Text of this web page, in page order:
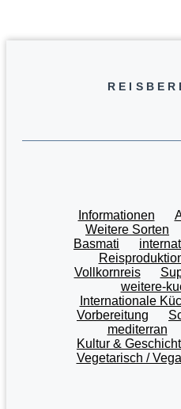
Informationen
Weitere Sorten
Basmati
Vollkornreis
weitere-
Internationale
Vorbereitung
mediterran
Kultur &
Vegetarisch /